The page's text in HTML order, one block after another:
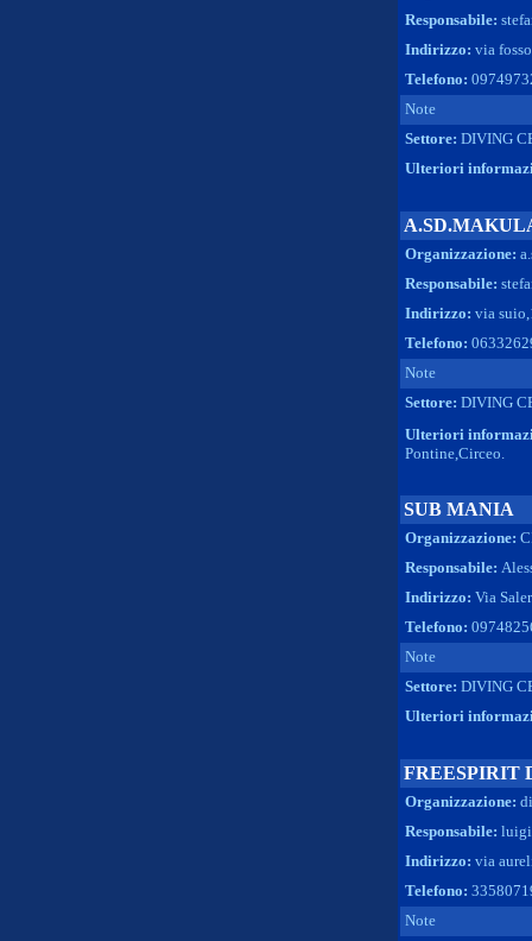
Responsabile:
Indirizzo: via
Telefono:
Note
Settore: DIVING
Ulteriori
Organizzazione:
Responsabile:
Indirizzo: via
Telefono:
Note
Settore: DIVING
Ulteriori
Pontine,Circeo.
SUB MANIA
Organizzazione:
Responsabile:
Indirizzo: Via
Telefono:
Note
Settore: DIVING
Ulteriori
FREESPIRIT
Organizzazione:
Responsabile:
Indirizzo: via
Telefono:
Note